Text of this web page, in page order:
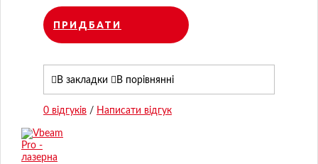
ПРИДБАТИ
В закладки В порівнянні
0 відгуків / Написати відгук